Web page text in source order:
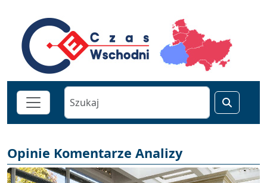
Opinie Komentarze Analizy